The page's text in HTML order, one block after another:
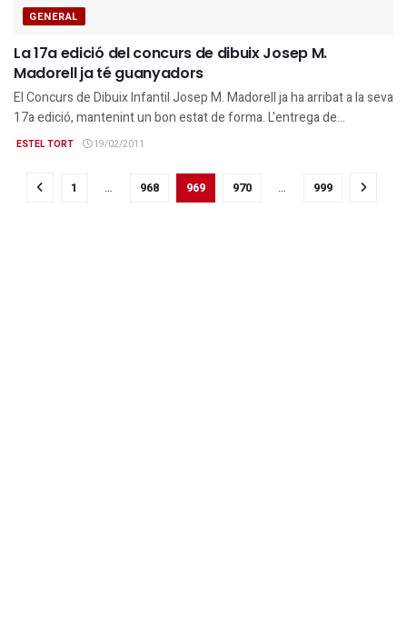
GENERAL
La 17a edició del concurs de dibuix Josep M.
Madorell ja té guanyadors
El Concurs de Dibuix Infantil Josep M. Madorell ja ha arribat a la seva
17a edició, mantenint un bon estat de forma. L'entrega de...
ESTEL TORT 19/02/2011
1 … 968 969 970 … 999